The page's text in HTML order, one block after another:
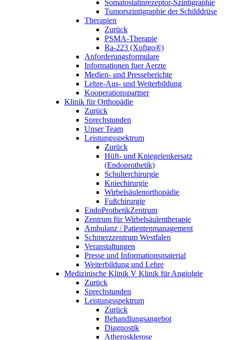
Somatostatinrezeptor-Szintigraphie
Tumorszintigraphie der Schilddrüse
Therapien
Zurück
PSMA-Therapie
Ra-223 (Xofigo®)
Anforderungsformulare
Informationen fuer Aerzte
Medien- und Presseberichte
Lehre-Aus- und Weiterbildung
Kooperationspartner
Klinik für Orthopädie
Zurück
Sprechstunden
Unser Team
Leistungsspektrum
Zurück
Hüft- und Kniegelenkersatz
(Endoprothetik)
Schulterchirurgie
Kniechirurgie
Wirbelsäulenorthopädie
Fußchirurgie
EndoProthetikZentrum
Zentrum für Wirbelsäulentherapie
Ambulanz / Patientenmanagement
Schmerzzentrum Westfalen
Veranstaltungen
Presse und Informationsmaterial
Weiterbildung und Lehre
Medizinische Klinik V Klinik für Angiolgie
Zurück
Sprechstunden
Leistungsspektrum
Zurück
Behandlungsangebot
Diagnostik
Atherosklerose